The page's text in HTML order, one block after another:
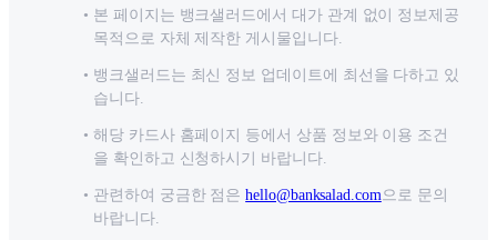
본 페이지는 뱅크샐러드에서 대가 관계 없이 정보제공
목적으로 자체 제작한 게시물입니다.
뱅크샐러드는 최신 정보 업데이트에 최선을 다하고 있
습니다.
해당 카드사 홈페이지 등에서 상품 정보와 이용 조건
을 확인하고 신청하시기 바랍니다.
관련하여 궁금한 점은 hello@banksalad.com 으로 문의
바랍니다.